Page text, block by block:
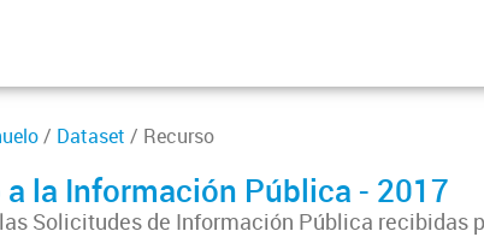
/ Dataset / Recurso
la Información Pública - 2017
Solicitudes de Información Pública recibidas